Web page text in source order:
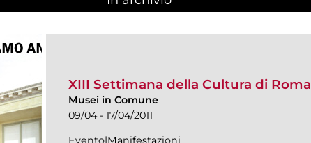
XIII Settimana della Cultura di Roma
Musei in Comune
09/04 - 17/04/2011
Evento|Manifestazioni